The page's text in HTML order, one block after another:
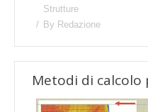
Strutture
By Redazione
Metodi di